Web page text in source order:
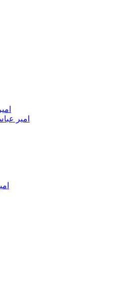
امیر